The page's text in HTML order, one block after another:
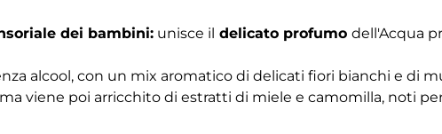
dei bambini: unisce il delicato profumo dell'Acqua
alcool, con un mix aromatico di delicati fiori bianchi e di
viene poi arricchito di estratti di miele e camomilla, noti